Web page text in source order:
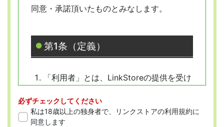
同意・承諾頂いたものとみなします。
第1条（定義）
「利用者」とは、LinkStoreの提供を受け
「会員」とは、本規約に従って会員登録
をした人を指します。
必ずチェックしてください
私は18歳以上の独身者で、リンクストアの利用規約に
同意します